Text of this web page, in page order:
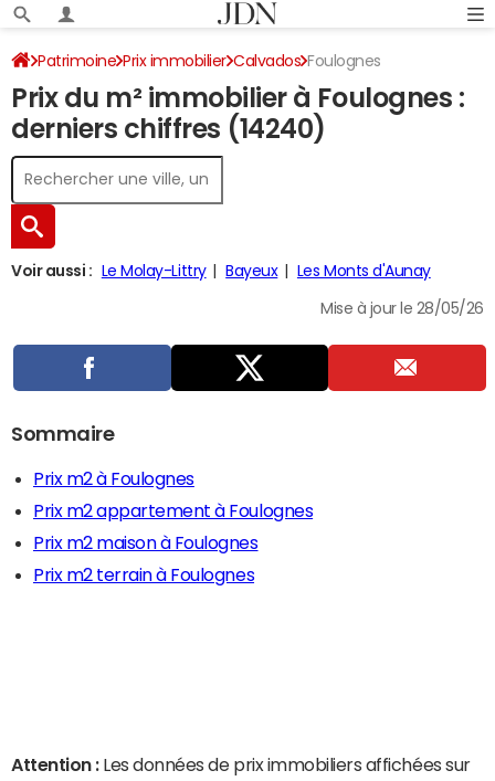
Patrimoine Prix immobilier Calvados Foulognes
Prix du m² immobilier à Foulognes :
derniers chiffres (14240)
Voir aussi : Le Molay-Littry Bayeux Les Monts d'Aunay
Mise à jour le 28/05/26
Sommaire
Prix m2 à Foulognes
Prix m2 appartement à Foulognes
Prix m2 maison à Foulognes
Prix m2 terrain à Foulognes
Attention : Les données de prix immobiliers affichées sur